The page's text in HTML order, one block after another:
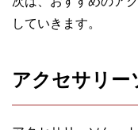
していきます。
アクセサリー